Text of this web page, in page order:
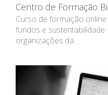
Centro de Formação
Curso de formação
fundos e sustentabilidade
organizações da...